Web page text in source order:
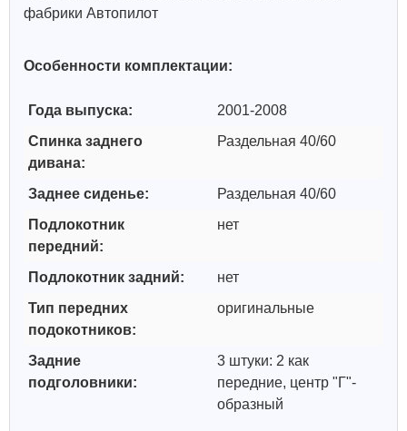
фабрики Автопилот
Особенности комплектации:
Года выпуска:
2001-2008
Спинка заднего
дивана:
Раздельная 40/60
Заднее сиденье:
Раздельная 40/60
Подлокотник
передний:
нет
Подлокотник задний:
нет
Тип передних
подокотников:
оригинальные
Задние
подголовники:
3 штуки: 2 как
передние, центр "Г"-
образный